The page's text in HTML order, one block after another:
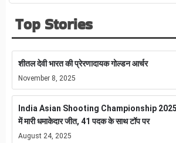
Top Stories
शीतल देवी भारत की प्रेरणादायक गोल्डन आर्चर
November 8, 2025
India Asian Shooting Championship
में मारी धमाकेदार जीत, 41 पदक के साथ टॉप पर
August 24, 2025